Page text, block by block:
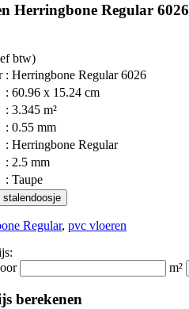
Herringbone Regular 6026
btw)
: Herringbone Regular 6026
: 60.96 x 15.24 cm
: 3.345 m²
: 0.55 mm
: Herringbone Regular
: 2.5 mm
: Taupe
stalendoosje
Regular, pvc vloeren
m²
berekenen